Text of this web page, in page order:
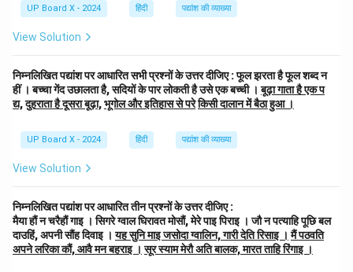
UP Board X - 2024 हिंदी पद्यांश की व्याख्या
View Solution
निम्नलिखित पद्यांश पर आधारित सभी प्रश्नों के उत्तर दीजिए : फूल झरता है फूल शब्द न
हीं । बच्चा गेंद उछालता है, सदियों के पार लोकती है उसे एक बच्ची ।बूढ़ा गाता है एक प
द्य,दुहराता है दूसरा बूढ़ा,भूगोल और इतिहास से परेकिसी दालान में बैठा हुआ ।
UP Board X - 2024 हिंदी पद्यांश की व्याख्या
View Solution
निम्नलिखित पद्यांश पर आधारित तीन प्रश्नों के उत्तर दीजिए :
मैया हौं न चरैहौं गाइ । सिगरे ग्वाल घिरावत मोसौं, मेरे पाइ पिराइ । जौ न पत्याहि पूछि बल
दाउहिं, अपनी सौंह दिवाइ ।यह सुनि माइ जसोदा ग्वालिन, गारी देति रिसाइ । मैं पठवति
अपने लरिका कौं, आवै मन बहराइ । सूर स्याम मेरौ अति बालक, मारत ताहि रिंगाइ ।